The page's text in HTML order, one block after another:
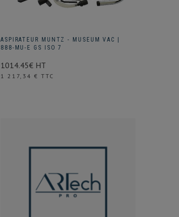
ASPIRATEUR MUNTZ - MUSEUM VAC |
888-MU-E GS ISO 7
1014.45€ HT
Prix
1 217,34 € TTC